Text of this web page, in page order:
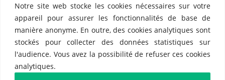
Notre site web stocke les cookies nécessaires sur votre
appareil pour assurer les fonctionnalités de base de
manière anonyme. En outre, des cookies analytiques sont
stockés pour collecter des données statistiques sur
l'audience. Vous avez la possibilité de refuser ces cookies
analytiques.
ETTS 365 SL, Rambla de Catalunya 38, 8, 1, 08007 Barcelone, Espagne |
CIF : ES-B43945534
Partenaires de l'US Changé 53 💙et de l'US Bretons de Paris 🤍